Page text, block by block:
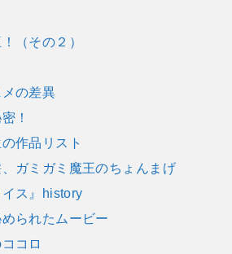
（その２）
の差異
！
作品リスト
ガミガミ魔王のちょんまげ
ス』history
られたムービー
コロ